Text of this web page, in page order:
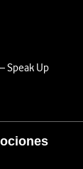
Speak Up